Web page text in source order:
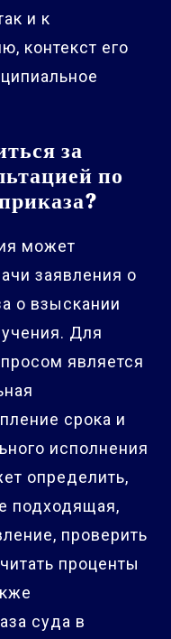
и к
контекст его
за
по
может
заявления о
о взыскании
Для
является
срока и
исполнения
определить,
подходящая,
проверить
проценты
суда в